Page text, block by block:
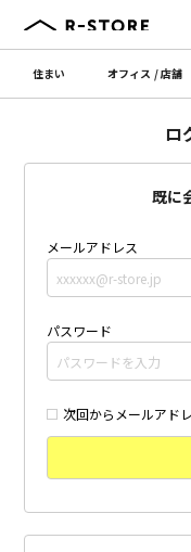
住まい オフィス /店舗
ロ
既に
メールアドレス
パスワード
次回からメールアド